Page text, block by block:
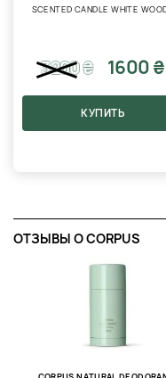
SCENTED CANDLE WHITE
3200₴ 1600 ₴
КУПИТЬ
ОТЗЫВЫ O CORPUS